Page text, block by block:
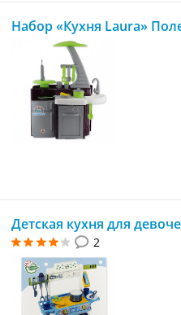
Набор «Кухня Laura»
Детская кухня для
2